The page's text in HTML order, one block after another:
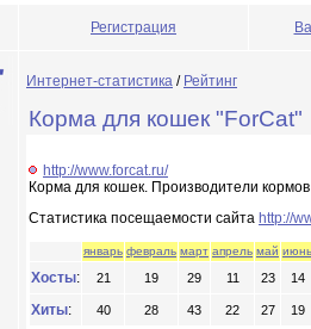
Регистрация
Интернет-статистика / Рейтинг
Корма для кошек "ForCat"
http://www.forcat.ru/
Корма для кошек. Производители
Статистика посещаемости сайта http://
январь февраль март апрель май июнь
Хосты: 21 19 29 11 23 14
Хиты: 40 28 43 22 27 19